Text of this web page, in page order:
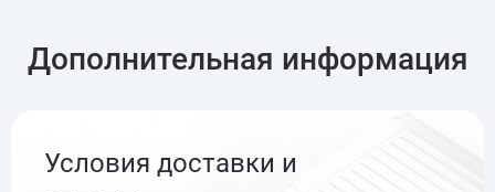
Дополнительная информация
Условия доставки и